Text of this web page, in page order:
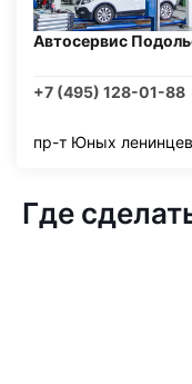
Автосервис
+7 (495) 128-01-88
пр-т Юных
Где